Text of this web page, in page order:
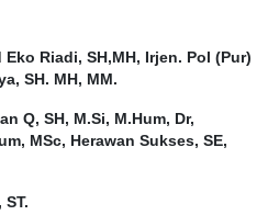
Eko Riadi, SH,MH, Irjen. Pol (Pur)
SH. MH, MM.
Q, SH, M.Si, M.Hum, Dr,
MSc, Herawan Sukses, SE,
ST.